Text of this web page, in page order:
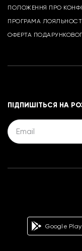
ПОЛОЖЕННЯ ПРО
ПРОГРАМА
ОФЕРТА
ПІДПИШІТЬСЯ НА
Google Play